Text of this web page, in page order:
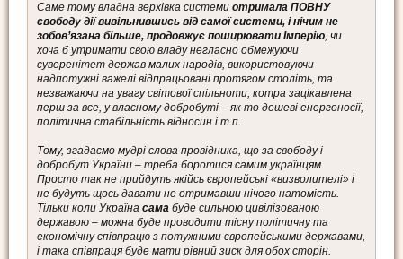
Саме тому владна верхівка системи отримала ПОВНУ
свободу дії вивільнившись від самої системи, і нічим не
зобов’язана більше, продовжує поширювати Імперію, чи
хоча б утримати свою владу негласно обмежуючи
суверенітет держав малих народів, використовуючи
надпотужні важелі відпрацьовані протягом століть, та
незважаючи на увагу світової спільноти, котра зацікавлена
перш за все, у власному добробуті – як то дешеві енергоносії,
політична стабільність відносин і т.п.
Тому, згадаємо мудрі слова провідника, що за свободу і
добробут України – треба боротися самим українцям.
Просто так не прийдуть якійсь європейські «визволителі» і
не будуть щось давати не отримавши нічого натомість.
Тільки коли Україна сама буде сильною цивілізованою
державою – можна буде проводити тісну політичну та
економічну співпрацю з потужними європейськими державами,
і така співпраця буде мати рівний зиск для обох сторін.